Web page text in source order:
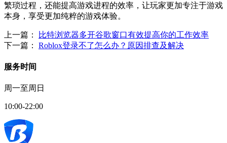
繁琐过程，还能提高游戏进程的效率，让玩家更加专注于游戏
本身，享受更加纯粹的游戏体验。
上一篇：
比特浏览器多开谷歌窗口有效提高你的工作效率
下一篇： Roblox登录不了怎么办？原因排查及解决
服务时间
周一至周日
10:00-22:00